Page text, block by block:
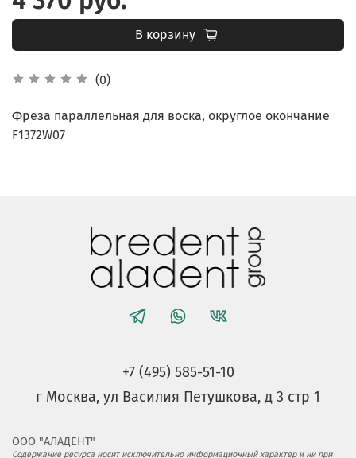
(0)
В корзину
Фреза параллельная для воска, округлое окончание
F1372W07
+7 (495) 585-51-10
г Москва, ул Василия Петушкова, д 3 стр 1
ООО "АЛАДЕНТ"
Содержание ресурса носит исключительно информационный характер и ни при